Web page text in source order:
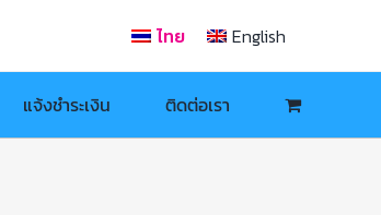
ไทย English
แจ้งชำระเงิน ติดต่อเรา